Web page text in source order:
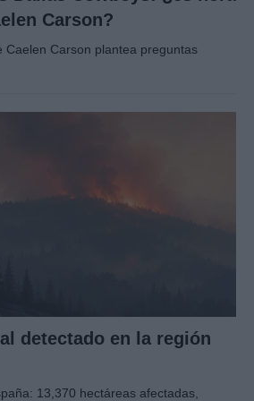
Carson?
Caelen Carson plantea preguntas
detectado en la región
13,370 hectáreas afectadas,